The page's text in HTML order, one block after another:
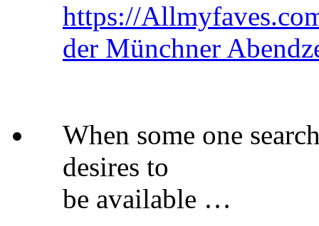
https://
der Münchner
When some one
desires to
be available …